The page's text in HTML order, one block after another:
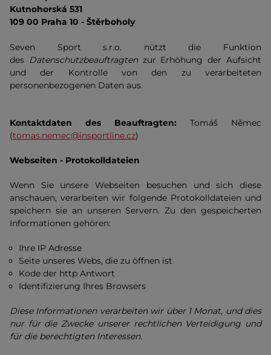
Kutnohorská 531
109 00 Praha 10 - Štěrboholy
Seven Sport s.r.o. nützt die Funktion
des Datenschutzbeauftragten zur Erhöhung der Aufsicht
und der Kontrolle von den zu verarbeiteten
personenbezogenen Daten aus.
Kontaktdaten des Beauftragten: Tomáš Němec
(tomas.nemec@insportline.cz)
Webseiten - Protokolldateien
Wenn Sie unsere Webseiten besuchen und sich diese
anschauen, verarbeiten wir folgende Protokolldateien und
speichern sie an unseren Servern. Zu den gespeicherten
Informationen gehören:
Ihre IP Adresse
Seite unseres Webs, die zu öffnen ist
Kode der http Antwort
Identifizierung Ihres Browsers
Diese Informationen verarbeiten wir über 1 Monat, und dies
nur für die Zwecke unserer rechtlichen Verteidigung und
für die berechtigten Interessen.